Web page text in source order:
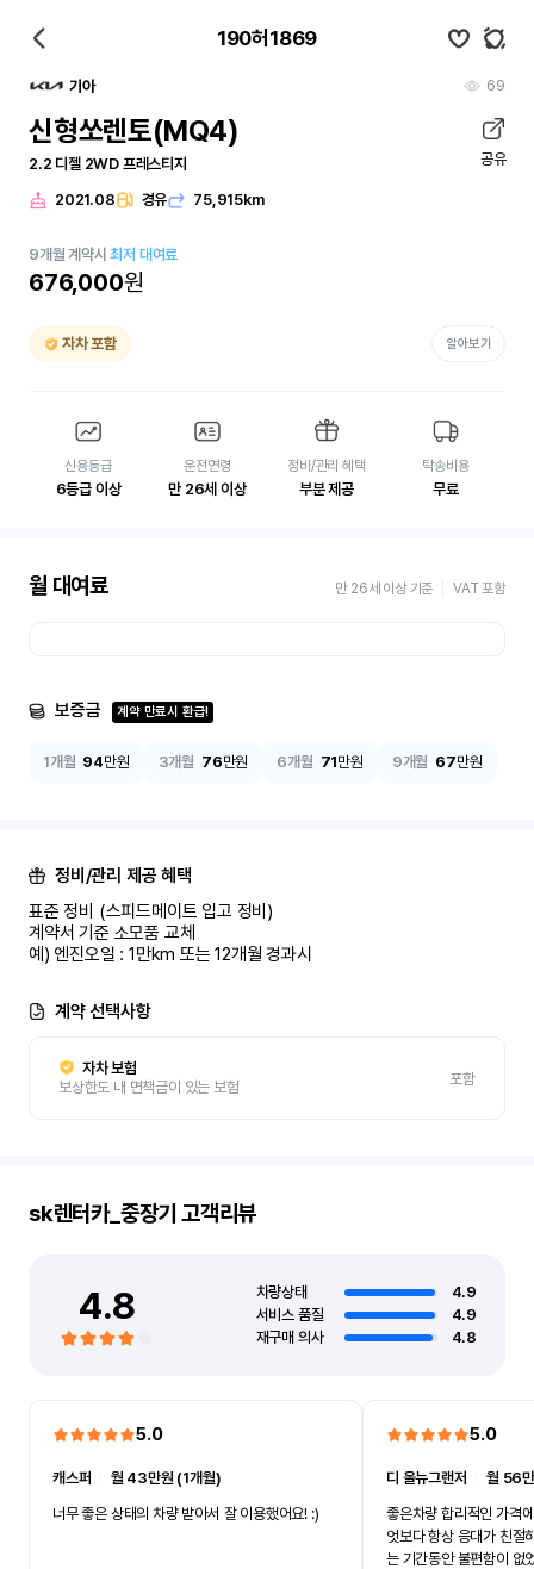
190허1869
기아 69
신형쏘렌토(MQ4)
2.2 디젤 2WD 프레스티지 공유
2021.08 경유 75,915km
9개월 계약시최저 대여료
676,000원
자차 포함 알아보기
신용등급
6등급 이상
운전연령
만 26세 이상
정비/관리 혜택
부분 제공
탁송비용
무료
월 대여료 만 26세 이상 기준 VAT 포함
보증금 계약 만료시 환급!
1개월 94만원 3개월 76만원 6개월 71만원 9개월 67만원
정비/관리 제공 혜택
표준 정비 (스피드메이트 입고 정비)
계약서 기준 소모품 교체
예) 엔진오일 : 1만km 또는 12개월 경과시
계약 선택사항
자차 보험
보상한도 내 면책금이 있는 보험
포함
sk렌터카_중장기 고객리뷰
4.8 차량상태
4.9
서비스 품질
4.9
재구매 의사
4.8
5.0
캐스퍼
월 43만원 (1개월)
너무 좋은 상태의 차량 받아서 잘 이용했어요! :)
5.0
디 올뉴그랜저 ㅣ월 56
좋은차량 합리적인 가격
엇보다 항상 응대가 친절
는 기간동안 불편함이 없